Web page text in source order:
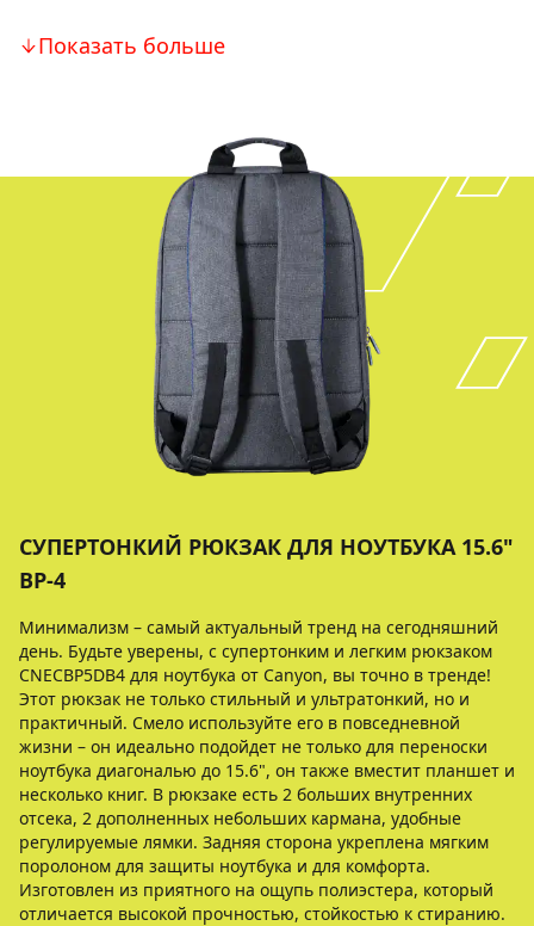
Показать больше
СУПЕРТОНКИЙ РЮКЗАК ДЛЯ НОУТБУКА 15.6"
BP-4
Минимализм – самый актуальный тренд на сегодняшний
день. Будьте уверены, с супертонким и легким рюкзаком
CNECBP5DB4 для ноутбука от Canyon, вы точно в тренде!
Этот рюкзак не только стильный и ультратонкий, но и
практичный. Смело используйте его в повседневной
жизни – он идеально подойдет не только для переноски
ноутбука диагональю до 15.6", он также вместит планшет и
несколько книг. В рюкзаке есть 2 больших внутренних
отсека, 2 дополненных небольших кармана, удобные
регулируемые лямки. Задняя сторона укреплена мягким
поролоном для защиты ноутбука и для комфорта.
Изготовлен из приятного на ощупь полиэстера, который
отличается высокой прочностью, стойкостью к стиранию.